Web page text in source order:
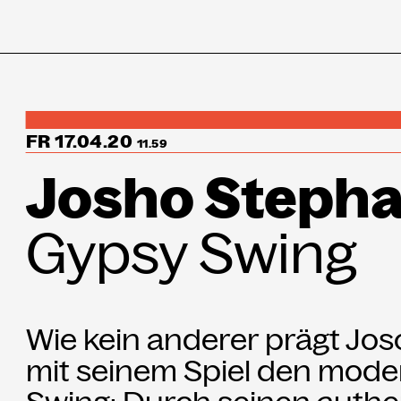
↳Summer
Besuch
Ausstellungen
Haus
FR 17.04.20 11.59
Josho
Gypsy Swing
Wie kein anderer prägt
mit seinem Spiel den